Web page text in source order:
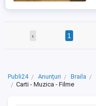
‹ 1
Publi24 Anunțuri Braila
Carti - Muzica - Filme